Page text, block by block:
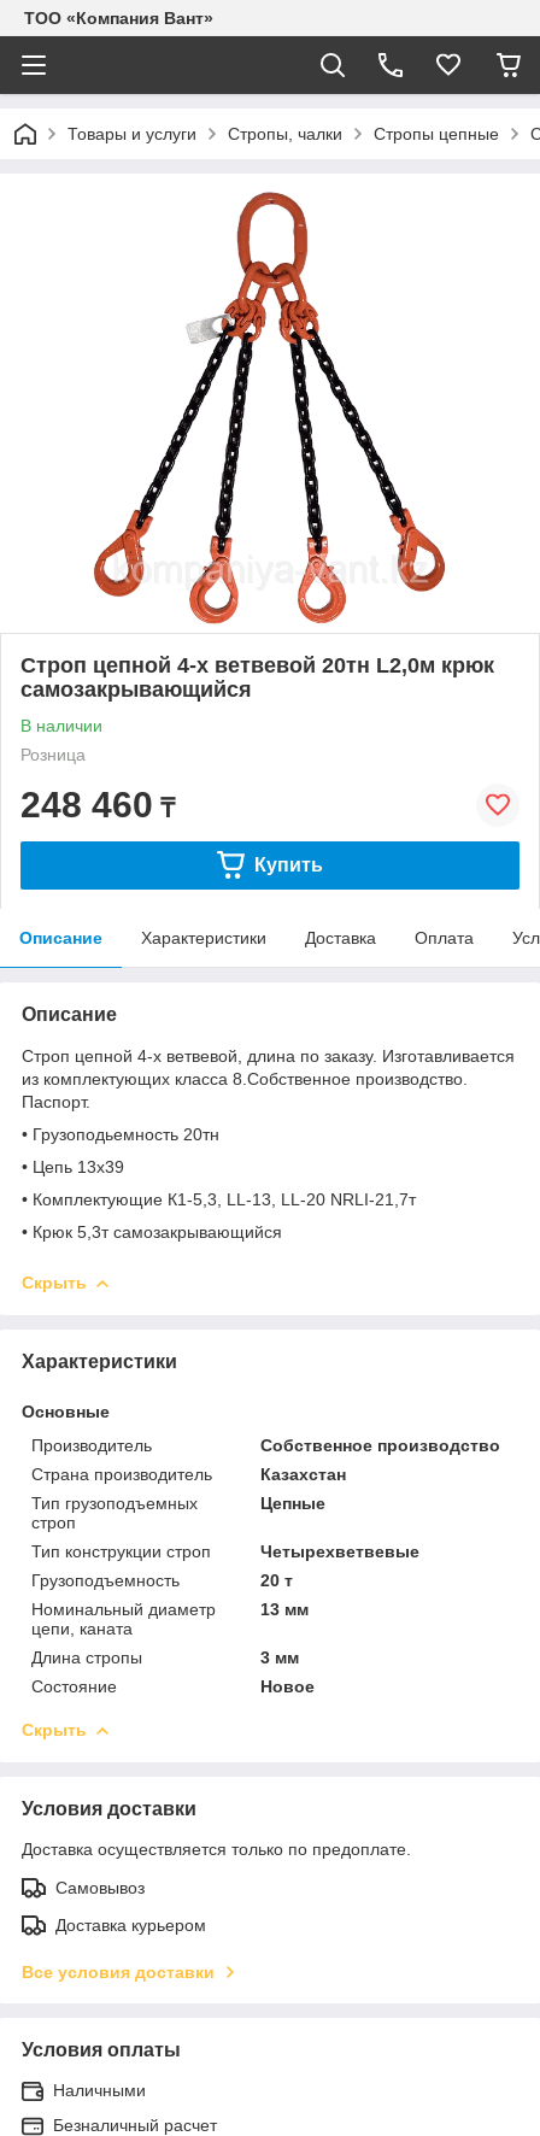
ТОО «Компания Вант»
Товары и услуги Стропы, чалки Стропы цепные
Строп цепной 4-х ветвевой 20тн L2,0м крюк
самозакрывающийся
В наличии
Розница
248 460 ₸
Купить
Описание Характеристики Доставка Оплата
Описание
Строп цепной 4-х ветвевой, длина по заказу. Изготавливается
из комплектующих класса 8.Собственное производство.
Паспорт.
• Грузоподьемность 20тн
• Цепь 13х39
• Комплектующие К1-5,3, LL-13, LL-20 NRLI-21,7т
• Крюк 5,3т самозакрывающийся
Скрыть
Характеристики
Основные
Производитель
Собственное производство
Страна производитель
Казахстан
Тип грузоподъемных
строп
Цепные
Тип конструкции строп
Четырехветвевые
Грузоподъемность
20 т
Номинальный диаметр
цепи, каната
13 мм
Длина стропы
3 мм
Состояние
Новое
Скрыть
Условия доставки
Доставка осуществляется только по предоплате.
Самовывоз
Доставка курьером
Все условия доставки
Условия оплаты
Наличными
Безналичный расчет